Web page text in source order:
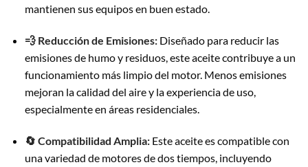
mantienen sus equipos en buen estado.
💨 Reducción de Emisiones: Diseñado para reducir las
emisiones de humo y residuos, este aceite contribuye a un
funcionamiento más limpio del motor. Menos emisiones
mejoran la calidad del aire y la experiencia de uso,
especialmente en áreas residenciales.
🔄 Compatibilidad Amplia: Este aceite es compatible con
una variedad de motores de dos tiempos, incluyendo